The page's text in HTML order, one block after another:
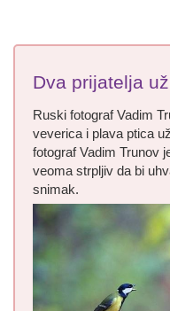
Dva prijatelja
Ruski fotograf Vadim
veverica i plava ptica
fotograf Vadim Trunov
veoma strpljiv da bi
snimak.